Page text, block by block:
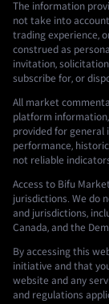
The information
not take into
trading experience,
construed as
invitation,
subscribe for, or
All market
platform
provided for general
performance,
not reliable
Access to Bifu
jurisdictions. We do
and jurisdictions,
Canada, and the
By accessing this
initiative and that
website and any
and regulations